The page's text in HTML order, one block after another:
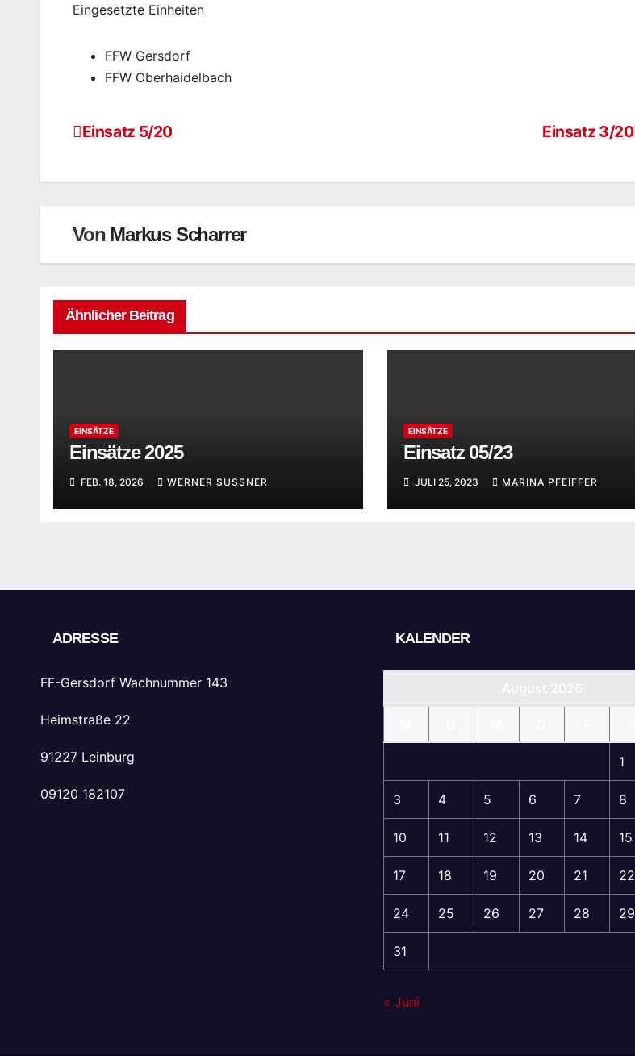
Eingesetzte Einheiten
FFW Gersdorf
FFW Oberhaidelbach
Einsatz 3/20
Einsatz 5/20
Von Markus Scharrer
Ähnlicher Beitrag
EINSÄTZE
Einsätze 2025
FEB. 18, 2026 WERNER SUSSNER
EINSÄTZE
Einsatz 05/23
JULI 25, 2023 MARINA PFEIFFER
ADRESSE
FF-Gersdorf Wachnummer 143
Heimstraße 22
91227 Leinburg
09120 182107
KALENDER
1
3 4 5 6 7 8
10 11 12 13 14 15
17 18 19 20 21 22
24 25 26 27 28 29
31
« Juni